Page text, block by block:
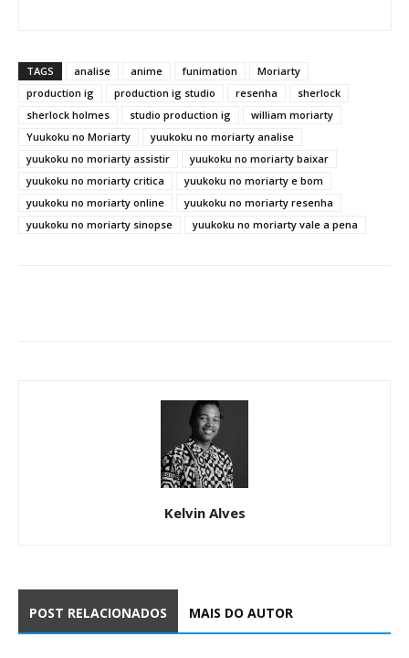
TAGS analise anime funimation
Moriarty
production ig
production ig studio resenha
sherlock
sherlock holmes
studio production ig
william moriarty
Yuukoku no Moriarty
yuukoku no moriarty analise
yuukoku no moriarty assistir
yuukoku no moriarty baixar
yuukoku no moriarty critica
yuukoku no moriarty e bom
yuukoku no moriarty online
yuukoku no moriarty resenha
yuukoku no moriarty sinopse
yuukoku no moriarty vale a pena
Kelvin Alves
POST RELACIONADOS MAIS DO AUTOR